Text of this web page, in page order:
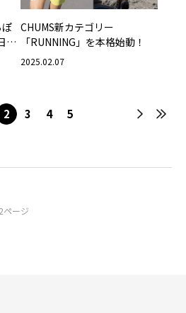
CHUMS新カテゴリー
「RUNNING」を本格始動！
2025.02.07
2 3 4 5
2ページ